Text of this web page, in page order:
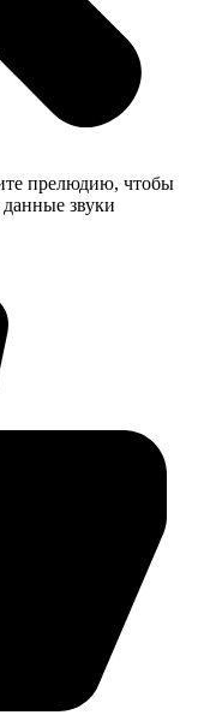
прелюдию, чтобы
звуки